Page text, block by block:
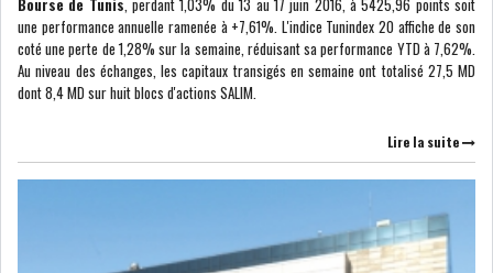
FINANCE
une performance annuelle ramenée à +7,61%. L'indice Tunindex 20 affiche de son
coté une perte de 1,28% sur la semaine, réduisant sa performance YTD à 7,62%.
Au niveau des échanges, les capitaux transigés en semaine ont totalisé 27,5 MD
dont 8,4 MD sur huit blocs d'actions SALIM.
Lire la suite